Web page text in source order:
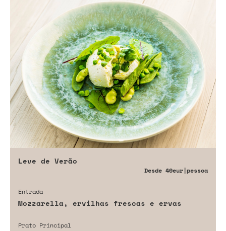
Leve de Verão
Desde 40eur|pessoa
Entrada
Mozzarella, ervilhas frescas e ervas
Prato Principal